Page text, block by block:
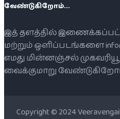
வேண்டுகிறோம்...
இத் தளத்தில்
மற்றும் ஒளிப்படங்களை
எமது மின்னஞ்சல்
வைக்குமாறு
Copyright © 2024